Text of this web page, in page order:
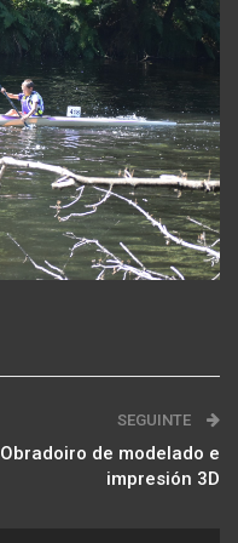
SEGUINTE
Obradoiro de modelado e
impresión 3D